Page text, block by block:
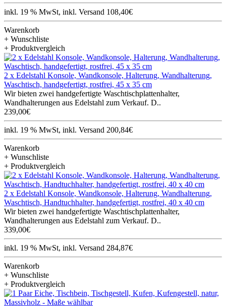
inkl. 19 % MwSt, inkl. Versand 108,40€
Warenkorb
+ Wunschliste
+ Produktvergleich
2 x Edelstahl Konsole, Wandkonsole, Halterung, Wandhalterung,
Waschtisch, handgefertigt, rostfrei, 45 x 35 cm
Wir bieten zwei handgefertigte Waschtischplattenhalter,
Wandhalterungen aus Edelstahl zum Verkauf. D..
239,00€
inkl. 19 % MwSt, inkl. Versand 200,84€
Warenkorb
+ Wunschliste
+ Produktvergleich
2 x Edelstahl Konsole, Wandkonsole, Halterung, Wandhalterung,
Waschtisch, Handtuchhalter, handgefertigt, rostfrei, 40 x 40 cm
Wir bieten zwei handgefertigte Waschtischplattenhalter,
Wandhalterungen aus Edelstahl zum Verkauf. D..
339,00€
inkl. 19 % MwSt, inkl. Versand 284,87€
Warenkorb
+ Wunschliste
+ Produktvergleich